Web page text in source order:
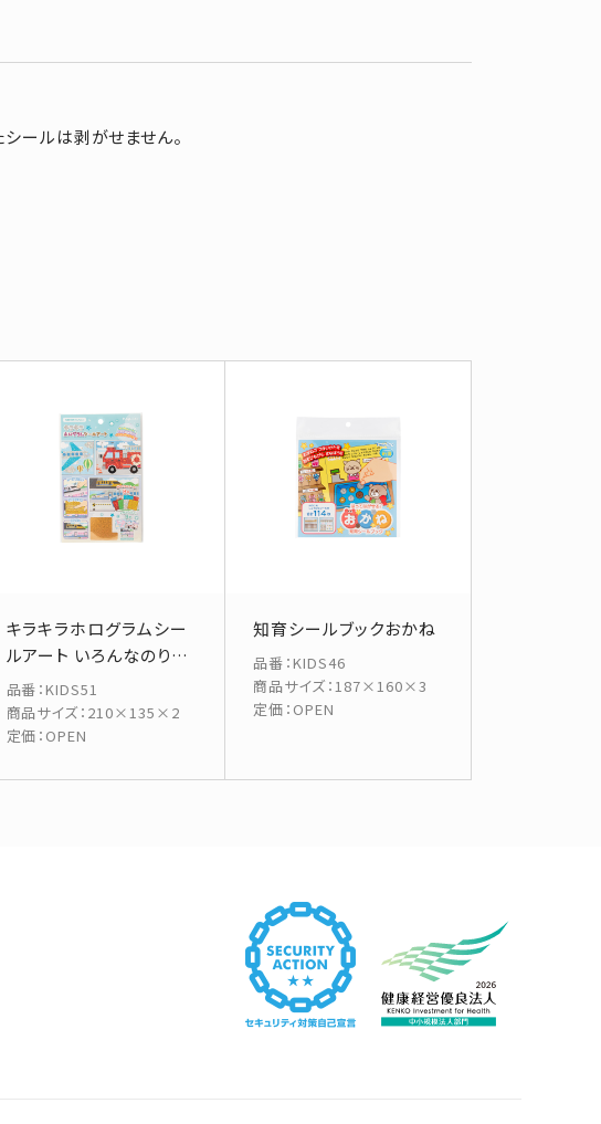
ールは剥がせません。
キラキラホログラムシー
ルアート いろんなのりも
の
品番 ：KIDS51
商品サイズ ： 210×135×2
定価 ： OPEN
知育シールブックおかね
品番 ：KIDS46
商品サイズ ：187×160×3
定価 ： OPEN